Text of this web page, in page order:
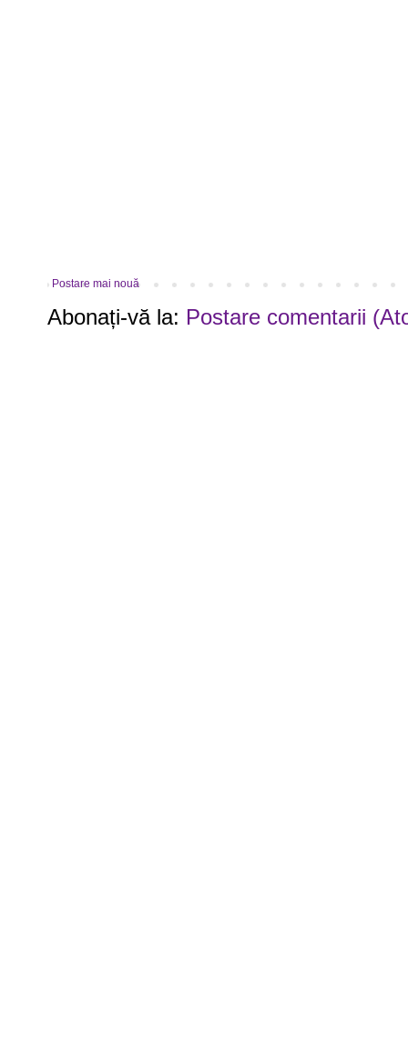
Postare mai nouă
Abonați-vă la: Postare comentarii